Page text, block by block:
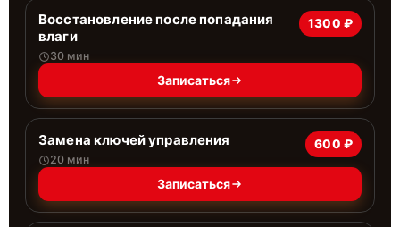
Восстановление после попадания
влаги
30 мин
1300 ₽
Записаться
Замена ключей управления
20 мин
600 ₽
Записаться